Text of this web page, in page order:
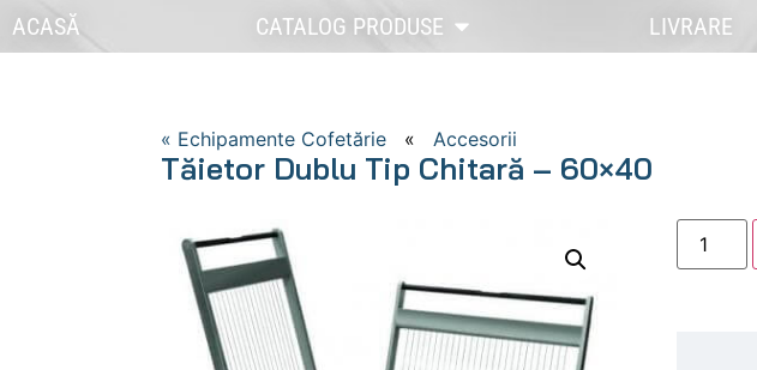
ACASĂ CATALOG PRODUSE LIVRARE
« Echipamente Cofetărie «Accesorii
Tăietor Dublu Tip Chitară – 60×40